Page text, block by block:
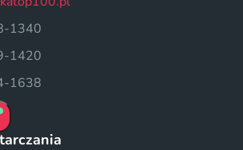
1340
1420
1638